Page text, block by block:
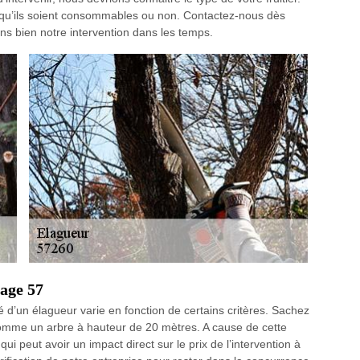
soient consommables ou non. Contactez-nous dès
bien notre intervention dans les temps.
57
élagueur varie en fonction de certains critères. Sachez
un arbre à hauteur de 20 mètres. A cause de cette
peut avoir un impact direct sur le prix de l’intervention à